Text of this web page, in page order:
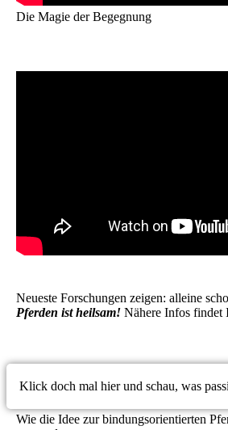
Die Magie der Begegnung
Neueste Forschungen zeigen: alleine
Pferden ist heilsam! Nähere Infos findet
Datenschutz
Wie die Idee zur bindungsorientierten
Klick doch mal hier und schau, was